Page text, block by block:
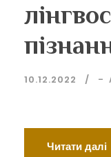
10.12.2022 -
Читати далі